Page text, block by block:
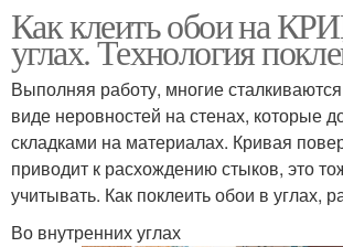
Как клеить обои на
углах. Технология
Выполняя работу, многие
виде неровностей на стенах, которые
складками на материалах. Кривая
приводит к расхождению стыков, это
учитывать. Как поклеить обои в углах,
Во внутренних углах